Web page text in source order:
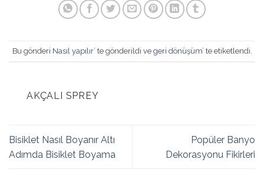
Bu gönderi Nasıl yapılır’ te gönderildi ve geri dönüşüm’ te etiketlendi.
AKÇALI SPREY
Bisiklet Nasıl Boyanır Altı
Adımda Bisiklet Boyama
Popüler Banyo
Dekorasyonu Fikirleri